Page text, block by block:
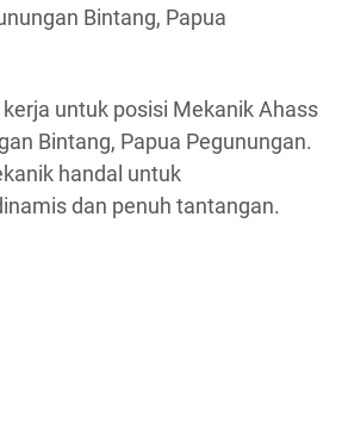
Bintang, Papua
untuk posisi Mekanik Ahass
Bintang, Papua Pegunungan.
handal untuk
dan penuh tantangan.